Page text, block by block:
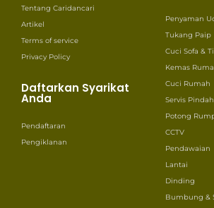
Tentang Caridancari
Artikel
Terms of service
Privacy Policy
Daftarkan Syarikat
Anda
Pendaftaran
Pengiklanan
Penyaman
Tukang Paip
Cuci Sofa &
Kemas
Cuci Rumah
Servis Pindah
Potong
CCTV
Pendawaian
Lantai
Dinding
Bumbung &